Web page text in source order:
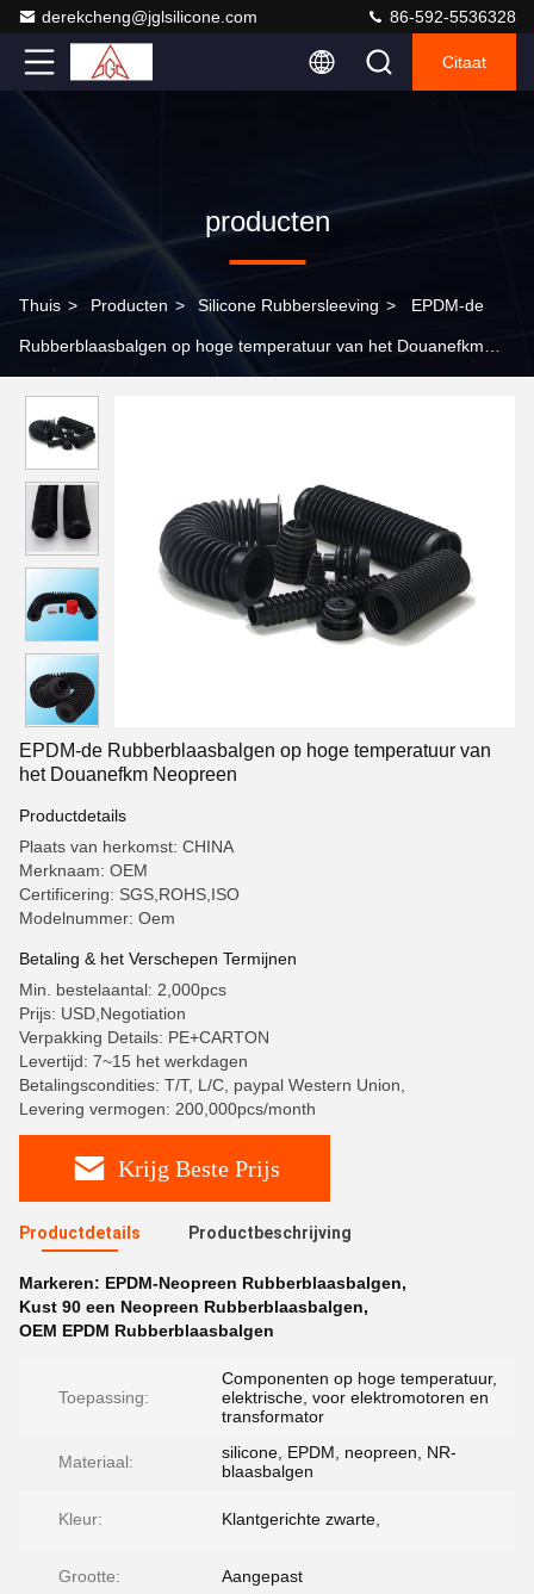
derekcheng@jglsilicone.com 86-592-5536328
Citaat
producten
Thuis > Producten > Silicone Rubbersleeving > EPDM-de
Rubberblaasbalgen op hoge temperatuur van het Douanefkm
EPDM-de Rubberblaasbalgen op hoge temperatuur van
het Douanefkm Neopreen
Productdetails
Plaats van herkomst: CHINA
Merknaam: OEM
Certificering: SGS,ROHS,ISO
Modelnummer: Oem
Betaling & het Verschepen Termijnen
Min. bestelaantal: 2,000pcs
Prijs: USD,Negotiation
Verpakking Details: PE+CARTON
Levertijd: 7~15 het werkdagen
Betalingscondities: T/T, L/C, paypal Western Union,
Levering vermogen: 200,000pcs/month
Krijg Beste Prijs
Productdetails Productbeschrijving
Markeren: EPDM-Neopreen Rubberblaasbalgen,
Kust 90 een Neopreen Rubberblaasbalgen,
OEM EPDM Rubberblaasbalgen
Toepassing:
Componenten op hoge temperatuur,
elektrische, voor elektromotoren en
transformator
Materiaal:
silicone, EPDM, neopreen, NR-
blaasbalgen
Kleur: Klantgerichte zwarte,
Grootte: Aangepast